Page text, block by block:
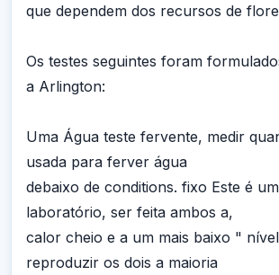
que dependem dos recursos de
Os testes seguintes foram
a Arlington:
Uma Água teste fervente, medir
usada para ferver água
debaixo de conditions. fixo Este é
laboratório, ser feita ambos a,
calor cheio e a um mais baixo "
reproduzir os dois a maioria